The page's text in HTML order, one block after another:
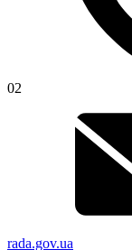
02
rada.gov.ua